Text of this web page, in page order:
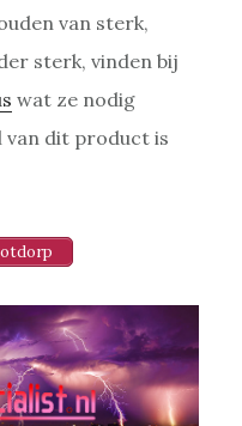
van sterk,
sterk, vinden bij
wat ze nodig
van dit product is